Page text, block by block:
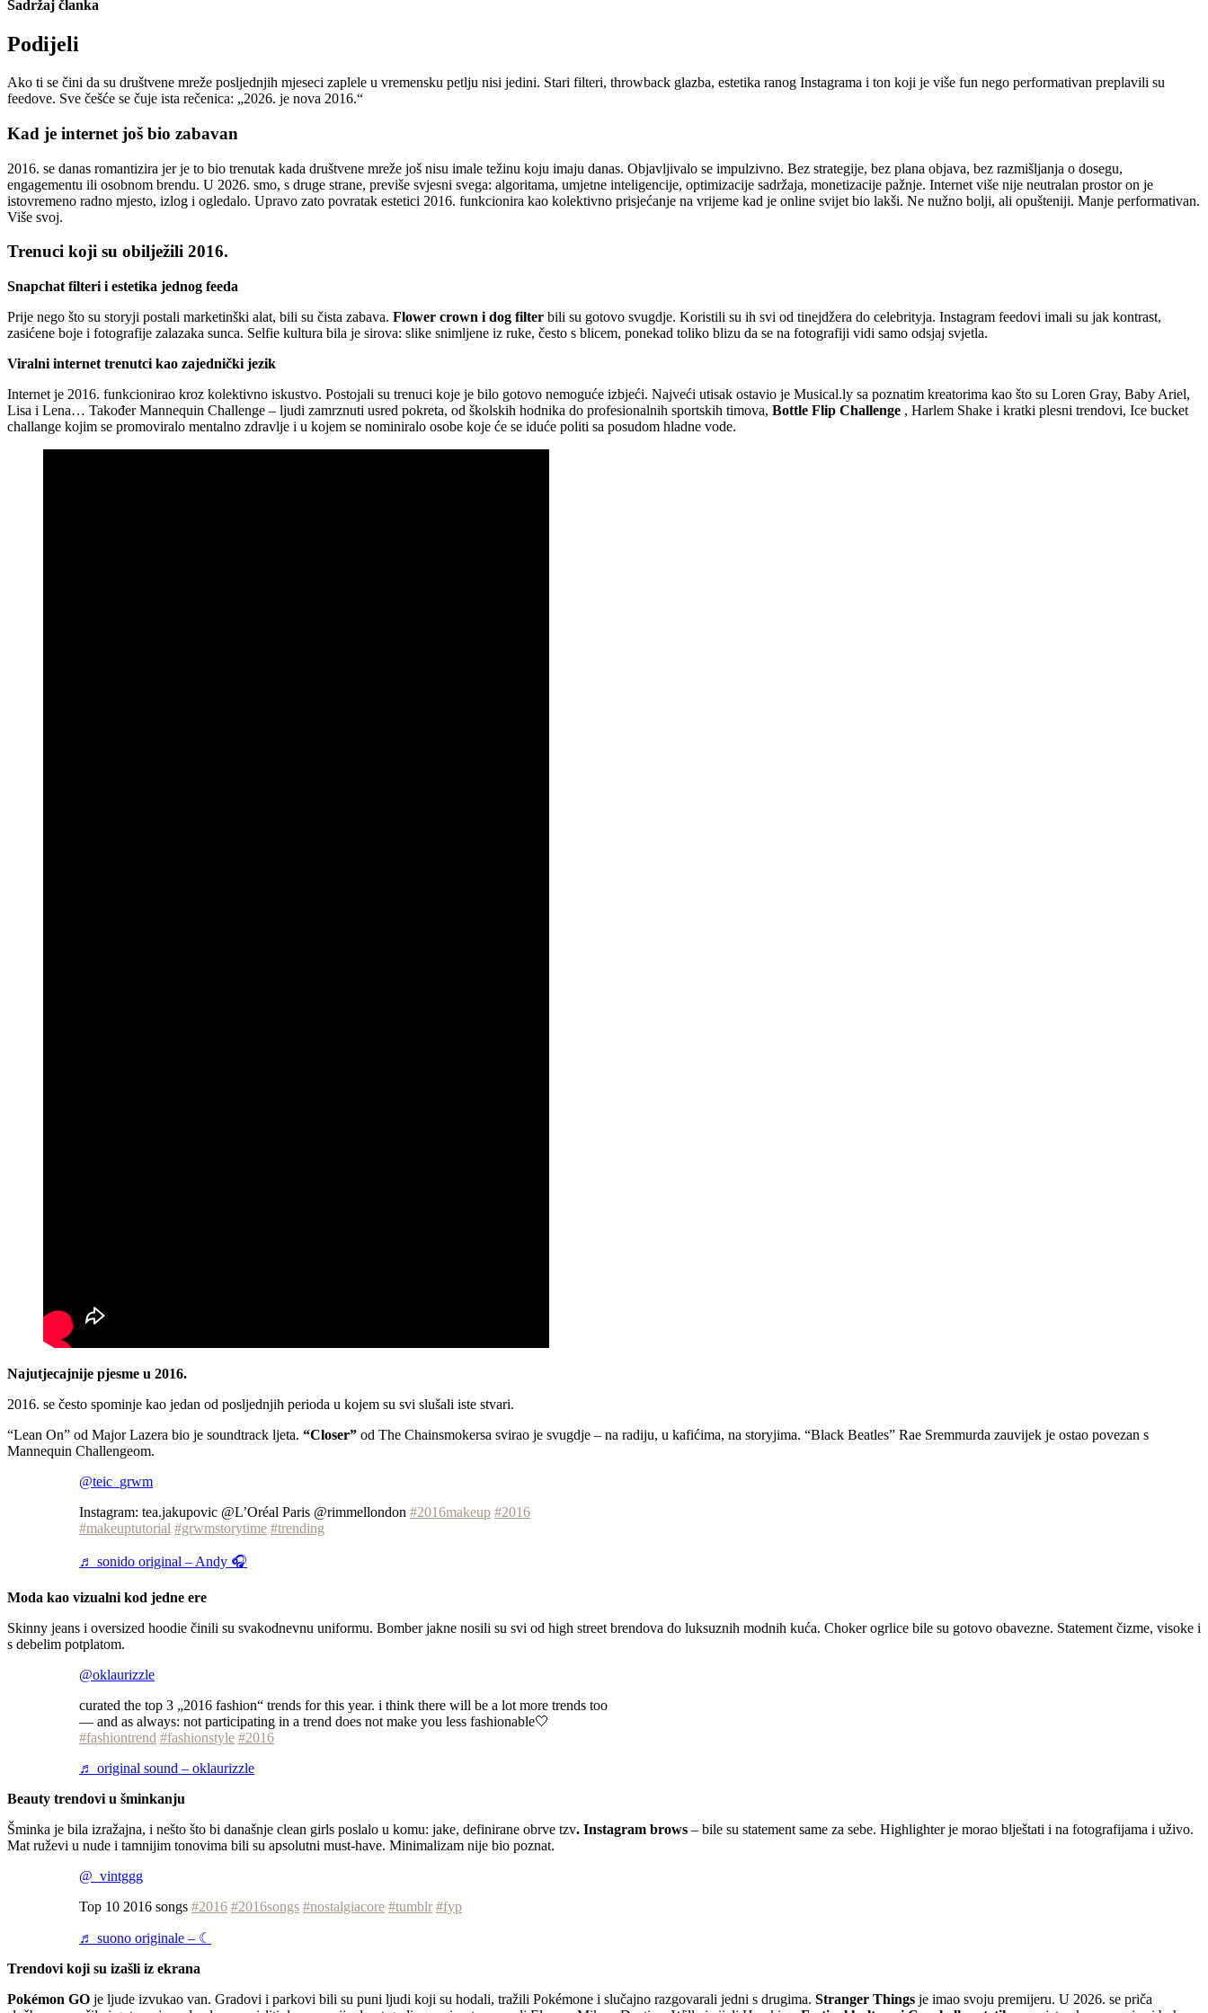
Sadržaj članka
Podijeli
Ako ti se čini da su društvene mreže posljednjih mjeseci zaplele u vremensku petlju nisi jedini. Stari filteri, throwback glazba, estetika ranog Instagrama i ton koji je više fun nego performativan preplavili su
feedove. Sve češće se čuje ista rečenica: „2026. je nova 2016.“
Kad je internet još bio zabavan
2016. se danas romantizira jer je to bio trenutak kada društvene mreže još nisu imale težinu koju imaju danas. Objavljivalo se impulzivno. Bez strategije, bez plana objava, bez razmišljanja o dosegu,
engagementu ili osobnom brendu. U 2026. smo, s druge strane, previše svjesni svega: algoritama, umjetne inteligencije, optimizacije sadržaja, monetizacije pažnje. Internet više nije neutralan prostor on je
istovremeno radno mjesto, izlog i ogledalo. Upravo zato povratak estetici 2016. funkcionira kao kolektivno prisjećanje na vrijeme kad je online svijet bio lakši. Ne nužno bolji, ali opušteniji. Manje performativan.
Više svoj.
Trenuci koji su obilježili 2016.
Snapchat filteri i estetika jednog feeda
Prije nego što su storyji postali marketinški alat, bili su čista zabava. Flower crown i dog filter bili su gotovo svugdje. Koristili su ih svi od tinejdžera do celebrityja. Instagram feedovi imali su jak kontrast,
zasićene boje i fotografije zalazaka sunca. Selfie kultura bila je sirova: slike snimljene iz ruke, često s blicem, ponekad toliko blizu da se na fotografiji vidi samo odsjaj svjetla.
Viralni internet trenutci kao zajednički jezik
Internet je 2016. funkcionirao kroz kolektivno iskustvo. Postojali su trenuci koje je bilo gotovo nemoguće izbjeći. Najveći utisak ostavio je Musical.ly sa poznatim kreatorima kao što su Loren Gray, Baby Ariel,
Lisa i Lena… Također Mannequin Challenge – ljudi zamrznuti usred pokreta, od školskih hodnika do profesionalnih sportskih timova, Bottle Flip Challenge , Harlem Shake i kratki plesni trendovi, Ice bucket
challange kojim se promoviralo mentalno zdravlje i u kojem se nominiralo osobe koje će se iduće politi sa posudom hladne vode.
Najutjecajnije pjesme u 2016.
2016. se često spominje kao jedan od posljednjih perioda u kojem su svi slušali iste stvari.
“Lean On” od Major Lazera bio je soundtrack ljeta. “Closer” od The Chainsmokersa svirao je svugdje – na radiju, u kafićima, na storyjima. “Black Beatles” Rae Sremmurda zauvijek je ostao povezan s
Mannequin Challengeom.
@teic_grwm
Instagram: tea.jakupovic @L’Oréal Paris @rimmellondon #2016makeup #2016
#makeuptutorial #grwmstorytime #trending
♬ sonido original – Andy 🎧
Moda kao vizualni kod jedne ere
Skinny jeans i oversized hoodie činili su svakodnevnu uniformu. Bomber jakne nosili su svi od high street brendova do luksuznih modnih kuća. Choker ogrlice bile su gotovo obavezne. Statement čizme, visoke i
s debelim potplatom.
@oklaurizzle
curated the top 3 „2016 fashion“ trends for this year. i think there will be a lot more trends too
— and as always: not participating in a trend does not make you less fashionable🤍
#fashiontrend #fashionstyle #2016
♬ original sound – oklaurizzle
Beauty trendovi u šminkanju
Šminka je bila izražajna, i nešto što bi današnje clean girls poslalo u komu: jake, definirane obrve tzv. Instagram brows – bile su statement same za sebe. Highlighter je morao blještati i na fotografijama i uživo.
Mat ruževi u nude i tamnijim tonovima bili su apsolutni must-have. Minimalizam nije bio poznat.
@_vintggg
Top 10 2016 songs #2016 #2016songs #nostalgiacore #tumblr #fyp
♬ suono originale – ☾
Trendovi koji su izašli iz ekrana
Pokémon GO je ljude izvukao van. Gradovi i parkovi bili su puni ljudi koji su hodali, tražili Pokémone i slučajno razgovarali jedni s drugima. Stranger Things je imao svoju premijeru. U 2026. se priča